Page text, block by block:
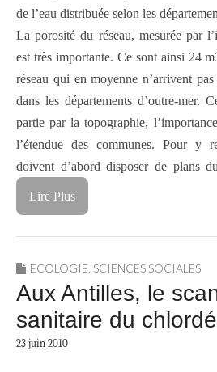
de l’eau distribuée selon les
La porosité du réseau, mesurée par
est très importante. Ce sont ainsi 24
réseau qui en moyenne n’arrivent
dans les départements d’outre-mer.
partie par la topographie,
l’étendue des communes. Pour y
doivent d’abord disposer de plans
Lire Plus
ECOLOGIE SCIENCES SOCIALES
Aux Antilles, le
sanitaire du
23 juin 2010